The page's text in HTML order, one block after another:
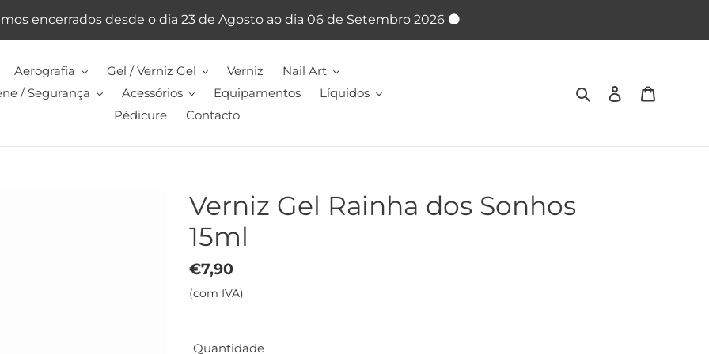
encerrados desde o dia 23 de Agosto ao dia 06 de Setembro 2026 ⚫
Aerografia Gel / Verniz Gel Verniz
Nail Art
/ Segurança
Acessórios Equipamentos
Líquidos
Pédicure
Contacto
PesquisarIniciar sessão
Verniz Gel Rainha dos Sonhos
15ml
Preço
normal
€7,90
(com IVA)
Quantidade